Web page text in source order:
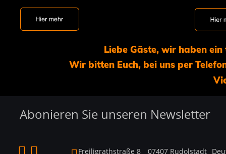
Liebe Gäste, wir haben
Wir bitten Euch, bei uns per
Freiligrathstraße 8 _ 07407 Rudolstadt_
Abonieren Sie unseren Newsletter